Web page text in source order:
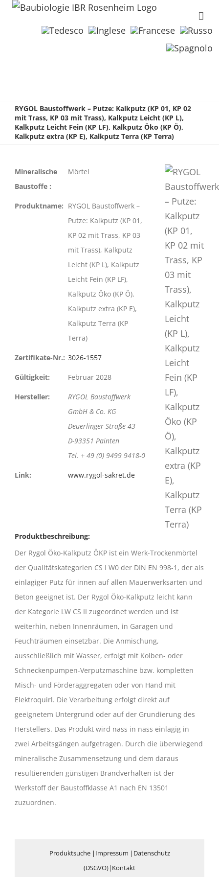
RYGOL Baustoffwerk – Putze: Kalkputz (KP 01, KP 02
mit Trass, KP 03 mit Trass), Kalkputz Leicht (KP L),
Kalkputz Leicht Fein (KP LF), Kalkputz Öko (KP Ö),
Kalkputz extra (KP E), Kalkputz Terra (KP Terra)
Mineralische
Baustoffe :
Mörtel
Produktname: RYGOL Baustoffwerk –
Putze: Kalkputz (KP 01,
KP 02 mit Trass, KP 03
mit Trass), Kalkputz
Leicht (KP L), Kalkputz
Leicht Fein (KP LF),
Kalkputz Öko (KP Ö),
Kalkputz extra (KP E),
Kalkputz Terra (KP
Terra)
Zertifikate-Nr.: 3026-1557
Gültigkeit: Februar 2028
Hersteller:
RYGOL Baustoffwerk
GmbH & Co. KG
Deuerlinger Straße 43
D-93351 Painten
Tel. + 49 (0) 9499 9418-0
Link: www.rygol-sakret.de
Produktbeschreibung:
Der Rygol Öko-Kalkputz ÖKP ist ein Werk-Trockenmörtel
der Qualitätskategorien CS I W0 der DIN EN 998-1, der als
einlagiger Putz für innen auf allen Mauerwerksarten und
Beton geeignet ist. Der Rygol Öko-Kalkputz leicht kann
der Kategorie LW CS II zugeordnet werden und ist
weiterhin, neben Innenräumen, in Garagen und
Feuchträumen einsetzbar. Die Anmischung,
ausschließlich mit Wasser, erfolgt mit Kolben- oder
Schneckenpumpen-Verputzmaschine bzw. kompletten
Misch- und Förderaggregaten oder von Hand mit
Elektroquirl. Die Verarbeitung erfolgt direkt auf
geeignetem Untergrund oder auf der Grundierung des
Herstellers. Das Produkt wird nass in nass einlagig in
zwei Arbeitsgängen aufgetragen. Durch die überwiegend
mineralische Zusammensetzung und dem daraus
resultierenden günstigen Brandverhalten ist der
Werkstoff der Baustoffklasse A1 nach EN 13501
zuzuordnen.
Produktsuche| Impressum | Datenschutz
(DSGVO)| Kontakt